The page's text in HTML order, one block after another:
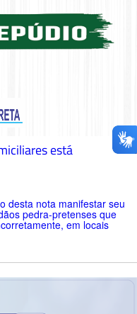
está
nota manifestar seu
pedra-pretenses que
em locais